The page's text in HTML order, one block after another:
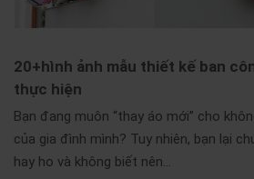
20+hình ảnh mẫu thiết kế ban
thực hiện
Bạn đang muôn “thay áo mới” cho
của gia đình mình? Tuy nhiên, bạn lại
hay ho và không biết nên…